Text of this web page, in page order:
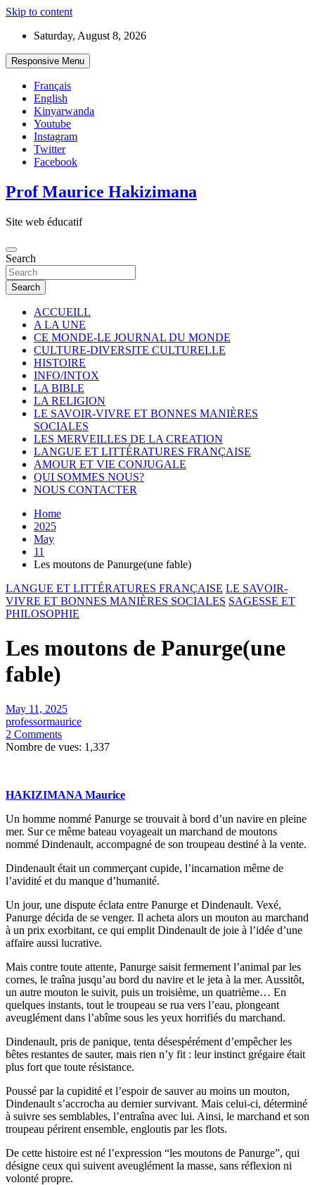
Skip to content
Saturday, August 8, 2026
Responsive Menu
Français
English
Kinyarwanda
Youtube
Instagram
Twitter
Facebook
Prof Maurice Hakizimana
Site web éducatif
Search
Search
ACCUEILL
A LA UNE
CE MONDE-LE JOURNAL DU MONDE
CULTURE-DIVERSITE CULTURELLE
HISTOIRE
INFO/INTOX
LA BIBLE
LA RELIGION
LE SAVOIR-VIVRE ET BONNES MANIÈRES
SOCIALES
LES MERVEILLES DE LA CREATION
LANGUE ET LITTÉRATURES FRANÇAISE
AMOUR ET VIE CONJUGALE
QUI SOMMES NOUS?
NOUS CONTACTER
Home
2025
May
11
Les moutons de Panurge(une fable)
LANGUE ET LITTÉRATURES FRANÇAISE LE SAVOIR-
VIVRE ET BONNES MANIÈRES SOCIALES SAGESSE ET
PHILOSOPHIE
Les moutons de Panurge(une
fable)
May 11, 2025
professormaurice
2 Comments
Nombre de vues: 1,337
HAKIZIMANA Maurice
Un homme nommé Panurge se trouvait à bord d’un navire en pleine
mer. Sur ce même bateau voyageait un marchand de moutons
nommé Dindenault, accompagné de son troupeau destiné à la vente.
Dindenault était un commerçant cupide, l’incarnation même de
l’avidité et du manque d’humanité.
Un jour, une dispute éclata entre Panurge et Dindenault. Vexé,
Panurge décida de se venger. Il acheta alors un mouton au marchand
à un prix exorbitant, ce qui emplit Dindenault de joie à l’idée d’une
affaire aussi lucrative.
Mais contre toute attente, Panurge saisit fermement l’animal par les
cornes, le traîna jusqu’au bord du navire et le jeta à la mer. Aussitôt,
un autre mouton le suivit, puis un troisième, un quatrième… En
quelques instants, tout le troupeau se rua vers l’eau, plongeant
aveuglément dans l’abîme sous les yeux horrifiés du marchand.
Dindenault, pris de panique, tenta désespérément d’empêcher les
bêtes restantes de sauter, mais rien n’y fit : leur instinct grégaire était
plus fort que toute résistance.
Poussé par la cupidité et l’espoir de sauver au moins un mouton,
Dindenault s’accrocha au dernier survivant. Mais celui-ci, déterminé
à suivre ses semblables, l’entraîna avec lui. Ainsi, le marchand et son
troupeau périrent ensemble, engloutis par les flots.
De cette histoire est né l’expression “les moutons de Panurge”, qui
désigne ceux qui suivent aveuglément la masse, sans réflexion ni
volonté propre.